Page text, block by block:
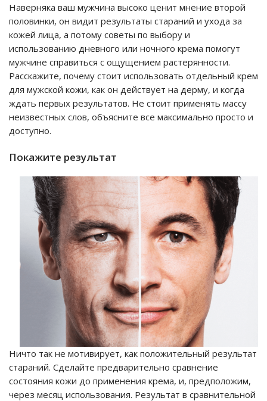
Наверняка ваш мужчина высоко ценит мнение второй
половинки, он видит результаты стараний и ухода за
кожей лица, а потому советы по выбору и
использованию дневного или ночного крема помогут
мужчине справиться с ощущением растерянности.
Расскажите, почему стоит использовать отдельный крем
для мужской кожи, как он действует на дерму, и когда
ждать первых результатов. Не стоит применять массу
неизвестных слов, объясните все максимально просто и
доступно.
Покажите результат
Ничто так не мотивирует, как положительный результат
стараний. Сделайте предварительно сравнение
состояния кожи до применения крема, и, предположим,
через месяц использования. Результат в сравнительной